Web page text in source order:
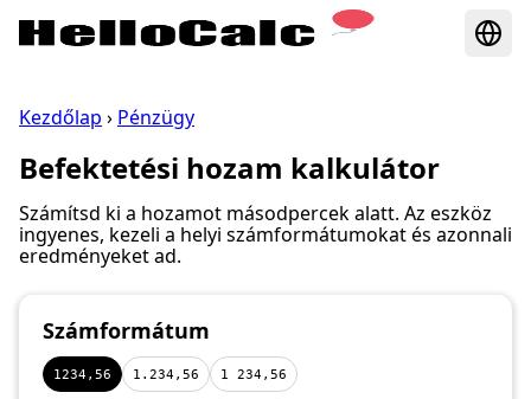
Kezdőlap › Pénzügy
Befektetési hozam kalkulátor
Számítsd ki a hozamot másodpercek alatt. Az eszköz
ingyenes, kezeli a helyi számformátumokat és azonnali
eredményeket ad.
Számformátum
1234,56 1.234,56 1 234,56